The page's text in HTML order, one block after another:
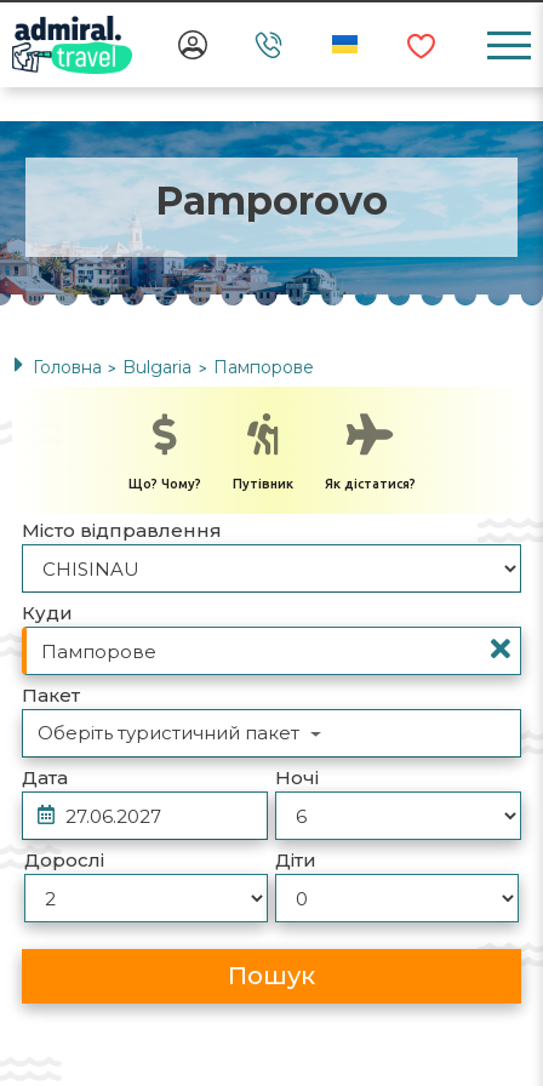
Pamporovo
Головна > Bulgaria > Пампорове
Що? Чому? Путівник Як дістатися?
Місто відправлення
Куди
Пакет
Оберіть туристичний пакет
Дата
Ночі
Дорослі Діти
Пошук